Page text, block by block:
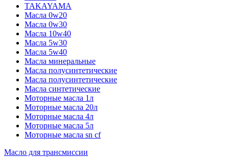
TAKAYAMA
Масла 0w20
Масла 0w30
Масла 10w40
Масла 5w30
Масла 5w40
Масла минеральные
Масла полусинтетические
Масла полусинтетические
Масла синтетические
Моторные масла 1л
Моторные масла 20л
Моторные масла 4л
Моторные масла 5л
Моторные масла sn cf
Масло для трансмиссии